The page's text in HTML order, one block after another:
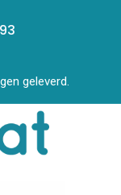
geleverd.